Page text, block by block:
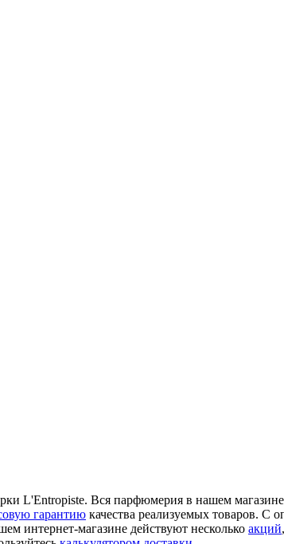
L'Entropiste. Вся парфюмерия в нашем
гарантию качества реализуемых товаров.
интернет-магазине действуют несколько акций